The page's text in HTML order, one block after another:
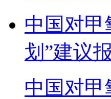
中国对甲
划”建议
中国对甲